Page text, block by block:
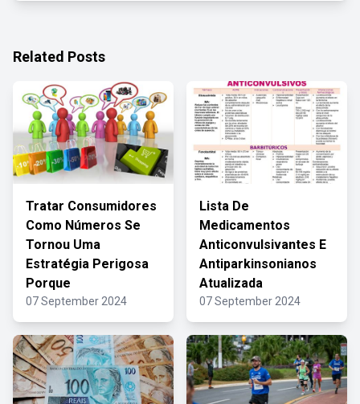
Related Posts
Tratar Consumidores
Como Números Se
Tornou Uma
Estratégia Perigosa
Porque
07 September 2024
Lista De
Medicamentos
Anticonvulsivantes E
Antiparkinsonianos
Atualizada
07 September 2024